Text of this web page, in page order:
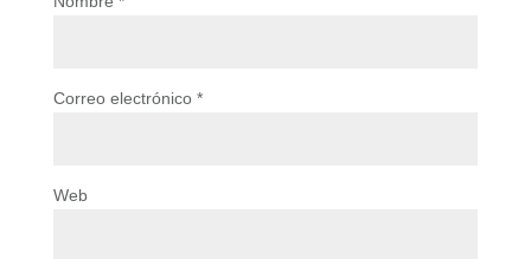
Correo electrónico *
Web